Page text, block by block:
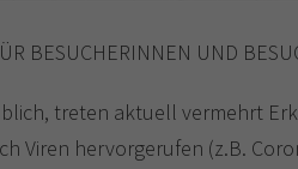
BESUCHERINNEN UND
treten aktuell vermehrt
Viren hervorgerufen (z.B.